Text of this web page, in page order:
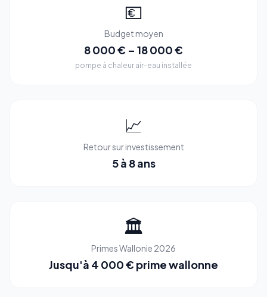
💶
Budget moyen
8 000 € – 18 000 €
pompe à chaleur air-eau installée
📈
Retour sur investissement
5 à 8 ans
🏛️
Primes Wallonie 2026
Jusqu'à 4 000 € prime wallonne